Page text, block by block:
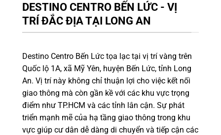
DESTINO CENTRO BẾN LỨC - VỊ
TRÍ ĐẮC ĐỊA TẠI LONG AN
Destino Centro Bến Lức tọa lạc tại vị trí vàng trên
Quốc lộ 1A, xã Mỹ Yên, huyện Bến Lức, tỉnh Long
An. Vị trí này không chỉ thuận lợi cho việc kết nối
giao thông mà còn gần kề với các khu vực trọng
điểm như TP.HCM và các tỉnh lân cận. Sự phát
triển mạnh mẽ của hạ tầng giao thông trong khu
vực giúp cư dân dễ dàng di chuyển và tiếp cận các